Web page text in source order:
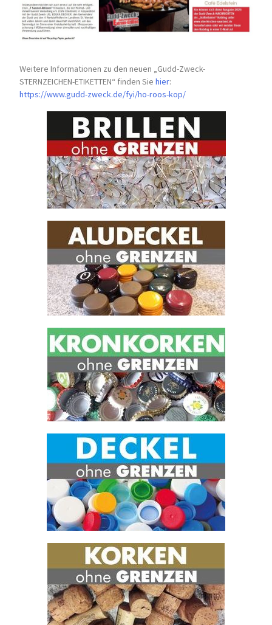
Weitere Informationen zu den neuen „Gudd-Zweck-
STERNZEICHEN-ETIKETTEN“ finden Siehier:
https://www.gudd-zweck.de/fyi/ho-roos-kop/